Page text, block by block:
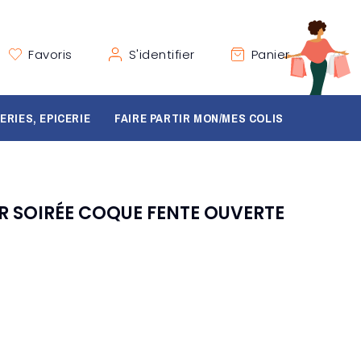
S'identifier
Favoris Panier
EPICERIE FAIRE PARTIR MON/MES COLIS
SOIRÉE COQUE FENTE OUVERTE